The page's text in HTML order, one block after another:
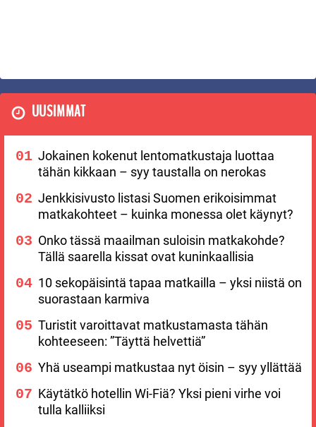
UUSIMMAT
Jokainen kokenut lentomatkustaja luottaa
tähän kikkaan – syy taustalla on nerokas
Jenkkisivusto listasi Suomen erikoisimmat
matkakohteet – kuinka monessa olet käynyt?
Onko tässä maailman suloisin matkakohde?
Tällä saarella kissat ovat kuninkaallisia
10 sekopäisintä tapaa matkailla – yksi niistä on
suorastaan karmiva
Turistit varoittavat matkustamasta tähän
kohteeseen: ”Täyttä helvettiä”
Yhä useampi matkustaa nyt öisin – syy yllättää
Käytätkö hotellin Wi-Fiä? Yksi pieni virhe voi
tulla kalliiksi